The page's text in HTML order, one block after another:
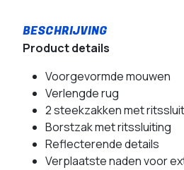
Product details
Voorgevormde mouwen
Verlengde rug
2 steekzakken met
Borstzak met ritssluiting
Reflecterende details
Verplaatste naden voor